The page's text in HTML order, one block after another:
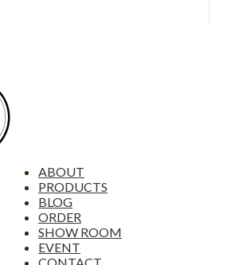
ABOUT
PRODUCTS
BLOG
ORDER
SHOW ROOM
EVENT